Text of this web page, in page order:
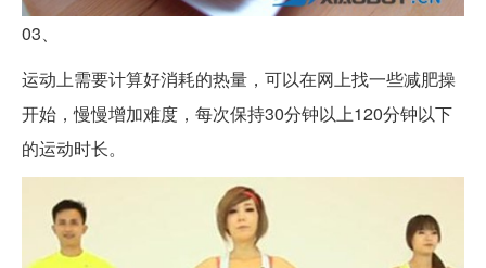
03、
运动上需要计算好消耗的热量，可以在网上找一些减肥操
开始，慢慢增加难度，每次保持30分钟以上120分钟以下
的运动时长。